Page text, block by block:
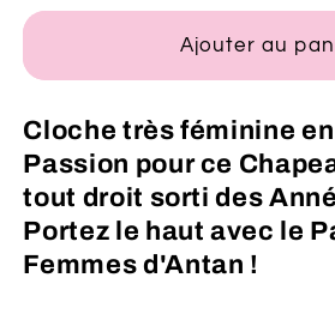
Ajouter au
Cloche très féminine
Passion pour ce
tout droit sorti des
Portez le haut avec le
Femmes d'Antan !